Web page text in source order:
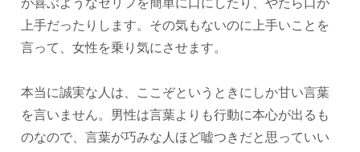
上手だったりします。その気もないのに上手いことを
言って、女性を乗り気にさせます。
本当に誠実な人は、ここぞというときにしか甘い言葉
を言いません。男性は言葉よりも行動に本心が出るも
のなので、言葉が巧みな人ほど嘘つきだと思っていい